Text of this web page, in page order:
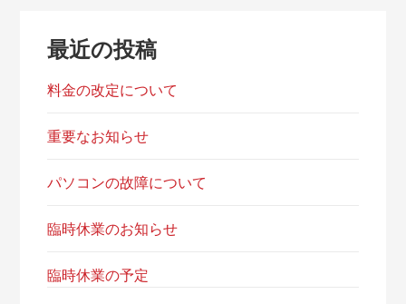
最近の投稿
料金の改定について
重要なお知らせ
パソコンの故障について
臨時休業のお知らせ
臨時休業の予定